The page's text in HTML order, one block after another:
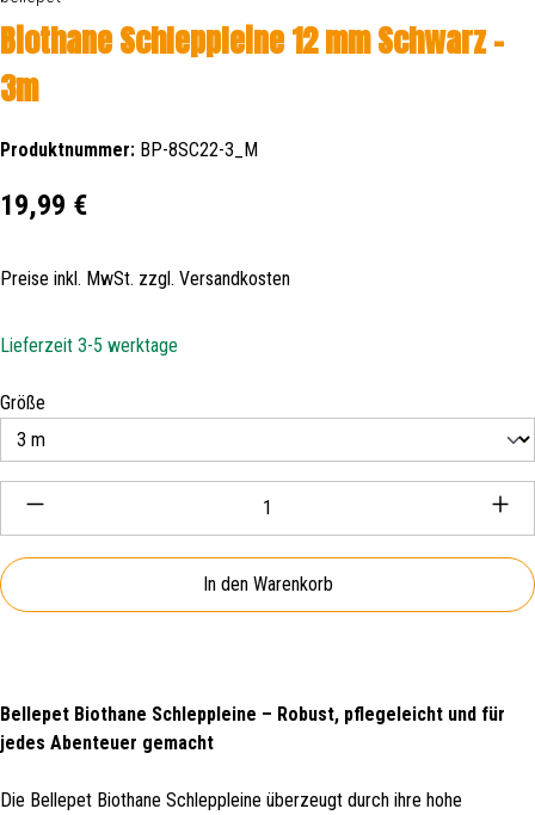
Biothane Schleppleine 12 mm Schwarz -
3m
Produktnummer: BP-8SC22-3_M
Regulärer Preis:
19,99 €
Preise inkl. MwSt. zzgl. Versandkosten
Lieferzeit 3-5 werktage
Größe
Produkt Anzahl: Gib den gewünschten Wert ein oder
In den Warenkorb
Bellepet Biothane Schleppleine – Robust, pflegeleicht und für
jedes Abenteuer gemacht
Die Bellepet Biothane Schleppleine überzeugt durch ihre hohe